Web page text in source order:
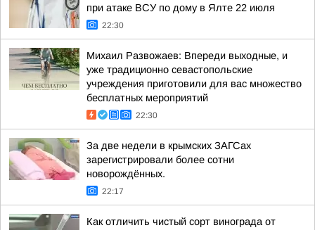
при атаке ВСУ по дому в Ялте 22 июля
22:30
Михаил Развожаев: Впереди выходные, и
уже традиционно севастопольские
учреждения приготовили для вас множество
бесплатных мероприятий
22:30
За две недели в крымских ЗАГСах
зарегистрировали более сотни
новорождённых.
22:17
Как отличить чистый сорт винограда от